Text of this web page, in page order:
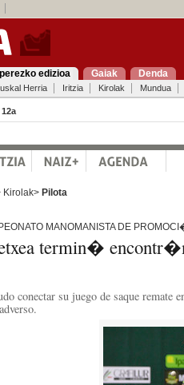
edizioa Gaiak Denda
Herria Iritzia Kirolak Mundua
Kirolak> Pilota
MANOMANISTA DE
termin�
conectar su juego de saque remate